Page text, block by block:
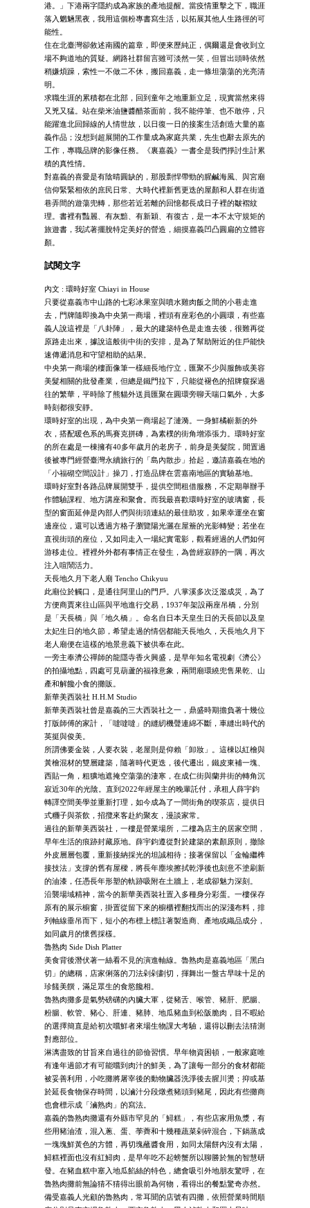
港。」下港兩字隱約成為家族的產地提醒。當疫情重擊之下，職涯
落入魍魎黑夜，我用這個粉專書寫生活，以拓展其他人生路徑的可
能性。
住在北臺灣卻敘述南國的篇章，即便來歷純正，偶爾還是會收到立
場不夠道地的質疑。網路社群留言雖可淡然一笑，但冒出頭時依然
稍嫌煩躁，索性一不做二不休，搬回嘉義，走一條坦蕩蕩的光亮清
明。
求職生涯的累積都在北部，回到童年之地重新立足，現實當然來得
又兇又猛。站在柴米油鹽醬醋茶面前，我不能停筆、也不敢停，只
能躍進北回歸線的人情世故，以日復一日的接案生活創造大量的嘉
義作品；沒想到超展開的工作量成為家庭共業，先生也辭去原先的
工作，專職品牌的影像任務。《裏嘉義》一書全是我們掙討生計累
積的真性情。
對嘉義的喜愛是有陰晴圓缺的，那股剽悍帶勁的腥鹹海風、與宮廟
信仰緊緊相依的庶民日常、大時代裡新舊更迭的屋顏和人群在街道
巷弄間的遊蕩兜轉，那些若近若離的回憶都長成日子裡的皺褶紋
理。書裡有豔麗、有灰黯、有新穎、有復古，是一本不太守規矩的
旅遊書，我試著擺脫特定美好的營造，細摸嘉義凹凸圓扁的立體容
顏。
試閱文字
內文 : 環時好室 Chiayi in House
只要從嘉義市中山路的七彩冰果室與噴水雞肉飯之間的小巷走進
去，門牌隨即換為中央第一商場，裡頭有座彩色的小圓環，有些嘉
義人說這裡是「八卦陣」，最大的建築特色是走進去後，很難再從
原路走出來，據說這般街中街的安排，是為了幫助附近的住戶能快
速傳遞消息和守望相助的結果。
中央第一商場的樓面像筆一樣細長地佇立，匯聚不少與服飾或美容
美髮相關的批發產業，但總是鐵門拉下，只能從褪色的招牌窺探過
往的繁華，平時除了熊貓外送員匯聚在圓環旁聊天喘口氣外，大多
時刻都很安靜。
環時好室的出現，為中央第一商場起了漣漪。一身鮮橘嶄新的外
衣，搭配暖色系的馬賽克拼磚，為素樸的街角增添張力。環時好室
的所在處是一棟擁有40多年歲月的老房子，前身是美髮院，閒置過
後被專門經營臺灣永續旅行的「島內散步」拾起，邀請嘉義在地的
「小福砌空間設計」操刀，打造品牌在雲嘉南地區的實驗基地。
環時好室對各路品牌展開雙手，提供空間租借服務，不定期舉辦手
作體驗課程、地方講座和聚會。而我最喜歡環時好室的玻璃窗，長
型的窗面延伸是內部人們與街頭連結的最佳助攻，如果幸運坐在窗
邊座位，還可以透過方格子瀏覽陽光灑在屋簷的光影轉變；若坐在
直視街頭的座位，又如同走入一場紀實電影，觀看經過的人們如何
游移走位。裡裡外外都有事情正在發生，為曾經寂靜的一隅，再次
注入喧鬧活力。
天長地久月下老人廟 Tencho Chikyuu
此廟位於觸口，是通往阿里山的門戶。八掌溪多次泛濫成災，為了
方便商賈來往山區與平地進行交易，1937年架設兩座吊橋，分別
是「天長橋」與「地久橋」。命名自日本天皇生日的天長節以及皇
太妃生日的地久節，希望走過的情侶都能天長地久，天長地久月下
老人廟便在這樣的地景意義下被供奉在此。
一旁主奉濟公禪師的龍隱寺香火興盛，是早年知名電視劇《濟公》
的拍攝地點，四處可見葫蘆的福祿意象，兩間廟環繞兜售果乾、山
產和解饞小食的攤販。
新華美西裝社 H.H.M Studio
新華美西裝社曾是嘉義的三大西裝社之一，鼎盛時期擔負著十幾位
打版師傅的家計，「噠噠噠」的縫紉機聲連綿不斷，車縫出時代的
英挺與俊美。
所謂佛要金裝，人要衣裝，老屋則是仰賴「卸妝」。這棟以紅檜與
黃檜混材的雙層建築，隨著時代更迭，後代遷出，鐵皮東補一塊、
西貼一角，粗獷地遮掩空蕩蕩的淒寒，在成仁街與蘭井街的轉角沉
寂近30年的光陰。直到2022年經屋主的晚輩託付，承租人薛宇鈞
轉譯空間美學並重新打理，如今成為了一間街角的喫茶店，提供日
式糰子與茶飲，招攬來客赴約聚友，漫談家常。
過往的新華美西裝社，一樓是營業場所，二樓為店主的居家空間，
早年生活的痕跡封藏原地。薛宇鈞遵從對於建築的素顏原則，撤除
外皮層層包覆，重新接納採光的坦誠相待；接著保留以「金輪繼榫
接技法」支撐的舊有屋樑，將長年塵埃擦拭乾淨後也刻意不塗刷新
的油漆，任憑長年形塑的軌跡吸附在土牆上，老成卻魅力深刻。
沿襲場域精神，當今的新華美西裝社置入多種身分彩蛋。一樓保存
原有的展示櫥窗，掛置從留下來的櫥櫃裡翻找而出的深淺布料，排
列軸線垂吊而下，短小的布標上標註著製造商、產地或織品成分，
如同歲月的懷舊採樣。
魯熟肉 Side Dish Platter
美食背後潛伏著一絲看不見的演進軸線。魯熟肉是嘉義地區「黑白
切」的總稱，店家俐落的刀法剁剁劃切，揮舞出一盤古早味十足的
珍饈美饌，滿足眾生的食慾饞相。
魯熟肉攤多是氣勢磅礴的內臟大軍，從豬舌、喉管、豬肝、肥腸、
粉腸、軟管、豬心、肝連、豬肺、地瓜豬血到松阪脆肉，目不暇給
的選擇簡直是給初次嚐鮮者來場生物課大考驗，還得以刪去法猜測
對應部位。
淋漓盡致的甘旨來自過往的節儉習慣。早年物資困頓，一般家庭唯
有逢年過節才有可能嚐到肉汁的鮮美，為了讓每一部分的食材都能
被妥善利用，小吃攤將屠宰後的動物臟器洗淨後去腥川燙；抑或基
於延長食物保存時間，以滷汁分段燉煮豬頭到豬尾，因此有些攤商
也會標示成「滷熟肉」的寫法。
嘉義的魯熟肉攤還有外縣市罕見的「鱘糕」，有些店家用魚漿，有
些用豬油渣，混入蔥、蛋、荸薺和十幾種蔬菜剁碎混合，下鍋蒸成
一塊塊鮮黃色的方體，再切塊蘸醬食用，如同太陽餅內沒有太陽，
鱘糕裡面也沒有紅鱘肉，是早年吃不起螃蟹所以聊勝於無的智慧研
發。在豬血糕中塞入地瓜餡絲的特色，總會吸引外地朋友驚呼，在
魯熟肉攤前無論猜不猜得出眼前為何物，看得出的餐點驚奇亦然。
備受嘉義人光顧的魯熟肉，常耳聞的店號有四攤，依照營業時間順